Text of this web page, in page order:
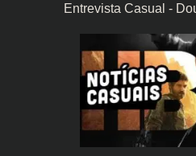
Entrevista Casual -